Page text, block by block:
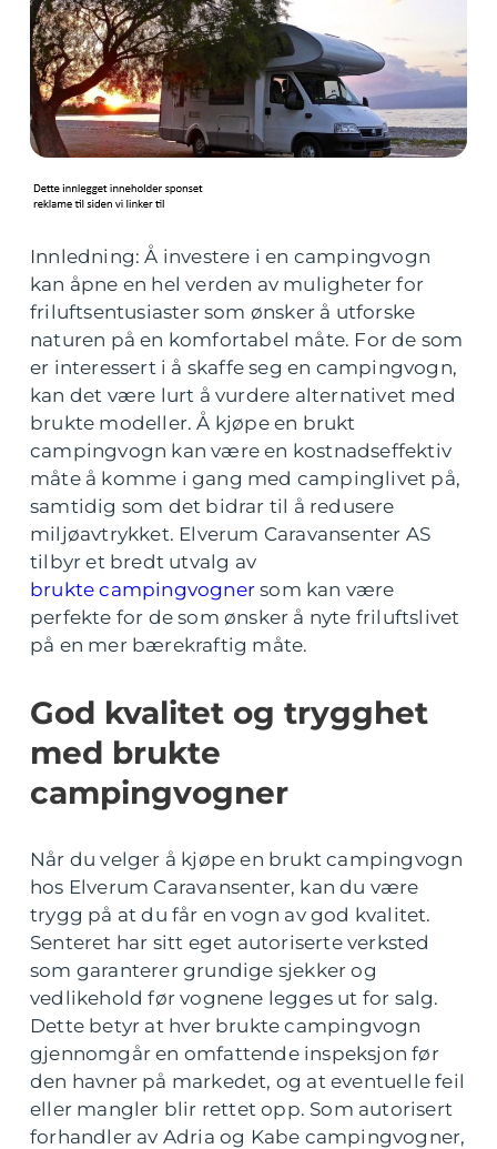
Innledning: Å investere i en campingvogn
kan åpne en hel verden av muligheter for
friluftsentusiaster som ønsker å utforske
naturen på en komfortabel måte. For de som
er interessert i å skaffe seg en campingvogn,
kan det være lurt å vurdere alternativet med
brukte modeller. Å kjøpe en brukt
campingvogn kan være en kostnadseffektiv
måte å komme i gang med campinglivet på,
samtidig som det bidrar til å redusere
miljøavtrykket. Elverum Caravansenter AS
tilbyr et bredt utvalg av
brukte campingvogner som kan være
perfekte for de som ønsker å nyte friluftslivet
på en mer bærekraftig måte.
God kvalitet og trygghet
med brukte
campingvogner
Når du velger å kjøpe en brukt campingvogn
hos Elverum Caravansenter, kan du være
trygg på at du får en vogn av god kvalitet.
Senteret har sitt eget autoriserte verksted
som garanterer grundige sjekker og
vedlikehold før vognene legges ut for salg.
Dette betyr at hver brukte campingvogn
gjennomgår en omfattende inspeksjon før
den havner på markedet, og at eventuelle feil
eller mangler blir rettet opp. Som autorisert
forhandler av Adria og Kabe campingvogner,